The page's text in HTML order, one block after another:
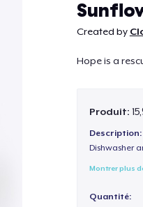
Created by
Hope is a
Produit:
Description:
Dishwasher
Montrer plus
Quantité: